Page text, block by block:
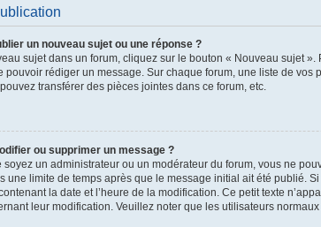
un nouveau sujet ou une réponse ?
sujet dans un forum, cliquez sur le bouton « Nouveau sujet
pouvoir rédiger un message. Sur chaque forum, une liste de
transférer des pièces jointes dans ce forum, etc.
ou supprimer un message ?
soyez un administrateur ou un modérateur du forum, vous ne
une limite de temps après que le message initial ait été publié.
la date et l’heure de la modification. Ce petit texte
leur modification. Veuillez noter que les utilisateurs